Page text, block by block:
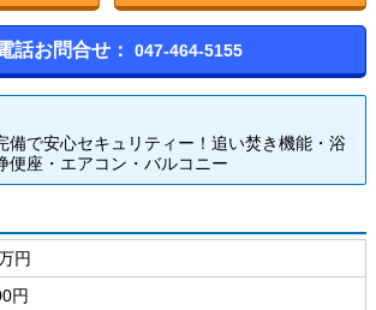
話お問合せ： 047-464-5155
備で安心セキュリティー！追い焚き機能・浴
便座・エアコン・バルコニー
円
円